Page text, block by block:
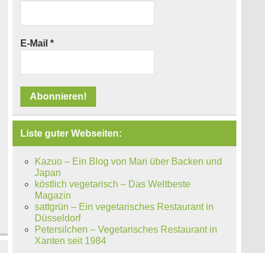
E-Mail*
Liste guter Webseiten:
Kazuo – Ein Blog von Mari über Backen und
Japan
köstlich vegetarisch – Das Weltbeste
Magazin
sattgrün – Ein vegetarisches Restaurant in
Düsseldorf
Petersilchen – Vegetarisches Restaurant in
Xanten seit 1984